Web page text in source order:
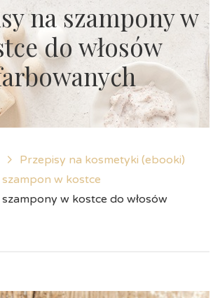
na szampony w
do włosów
Przepisy na kosmetyki (ebooki)
w kostce
w kostce do włosów